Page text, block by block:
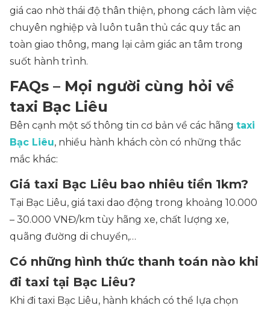
giá cao nhờ thái độ thân thiện, phong cách làm việc
chuyên nghiệp và luôn tuân thủ các quy tắc an
toàn giao thông, mang lại cảm giác an tâm trong
suốt hành trình.
FAQs – Mọi người cùng hỏi về
taxi Bạc Liêu
Bên cạnh một số thông tin cơ bản về các hãng taxi
Bạc Liêu, nhiều hành khách còn có những thắc
mắc khác:
Giá taxi Bạc Liêu bao nhiêu tiền 1km?
Tại Bạc Liêu, giá taxi dao động trong khoảng 10.000
– 30.000 VNĐ/km tùy hãng xe, chất lượng xe,
quãng đường di chuyển,…
Có những hình thức thanh toán nào khi
đi taxi tại Bạc Liêu?
Khi đi taxi Bạc Liêu, hành khách có thể lựa chọn